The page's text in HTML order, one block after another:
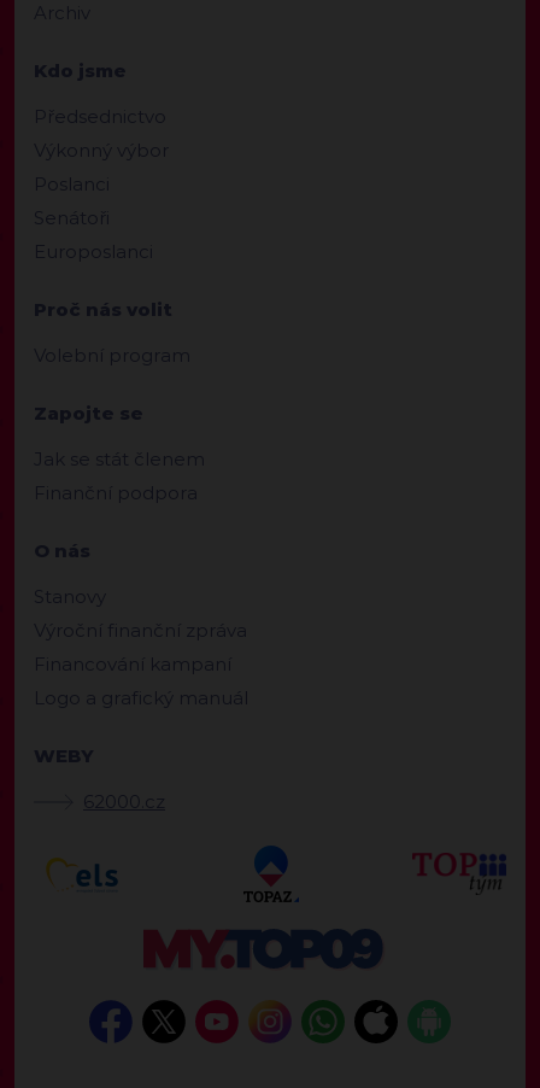
Archiv
Kdo jsme
Předsednictvo
Výkonný výbor
Poslanci
Senátoři
Europoslanci
Proč nás volit
Volební program
Zapojte se
Jak se stát členem
Finanční podpora
O nás
Stanovy
Výroční finanční zpráva
Financování kampaní
Logo a grafický manuál
WEBY
62000.cz